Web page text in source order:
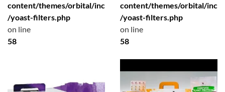
content/themes/orbital/inc
/yoast-filters.php
on line
58
content/themes/orbital/inc
/yoast-filters.php
on line
58